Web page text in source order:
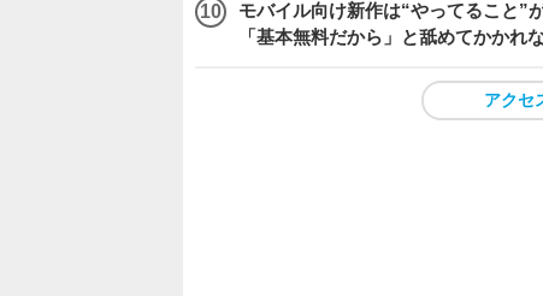
モバイル向け新作は“やってること”
「基本無料だから」と舐めてかかれ
アクセ